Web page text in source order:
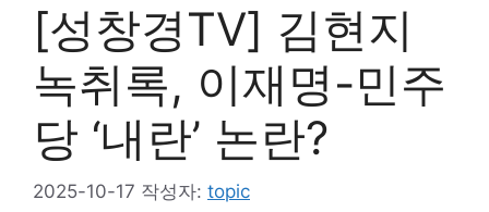
[성창경TV] 김현지
녹취록, 이재명-민주
당 ‘내란’ 논란?
2025-10-17 작성자: topic